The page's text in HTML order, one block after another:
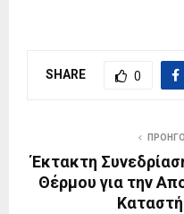
SHARE 0
Έκτακτη
Θέρμου για την